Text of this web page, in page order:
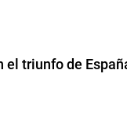
triunfo de